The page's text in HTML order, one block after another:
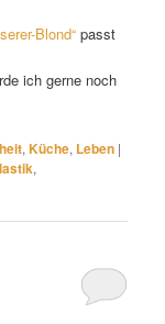
Blond“ passt
ich gerne noch
,Küche, Leben |
,